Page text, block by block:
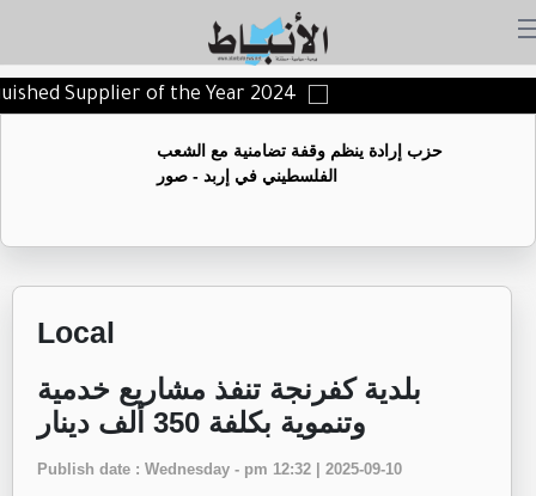
Supplier of the Year 2024
حزب إرادة ينظم وقفة تضامنية مع الشعب
الفلسطيني في إربد - صور
Local
بلدية كفرنجة تنفذ مشاريع خدمية
وتنموية بكلفة 350 ألف دينار
Publish date : Wednesday - pm 12:32 | 2025-09-10